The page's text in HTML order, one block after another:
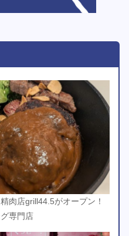
肉店grill44.5がオープン！
専門店